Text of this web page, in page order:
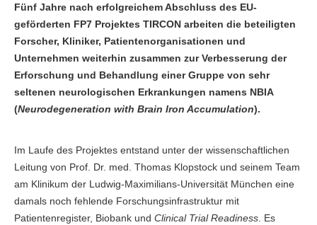
Fünf Jahre nach erfolgreichem Abschluss des EU-
geförderten FP7 Projektes TIRCON arbeiten die beteiligten
Forscher, Kliniker, Patientenorganisationen und
Unternehmen weiterhin zusammen zur Verbesserung der
Erforschung und Behandlung einer Gruppe von sehr
seltenen neurologischen Erkrankungen namens NBIA
(Neurodegeneration with Brain Iron Accumulation).
Im Laufe des Projektes entstand unter der wissenschaftlichen
Leitung von Prof. Dr. med. Thomas Klopstock und seinem Team
am Klinikum der Ludwig-Maximilians-Universität München eine
damals noch fehlende Forschungsinfrastruktur mit
Patientenregister, Biobank und Clinical Trial Readiness. Es